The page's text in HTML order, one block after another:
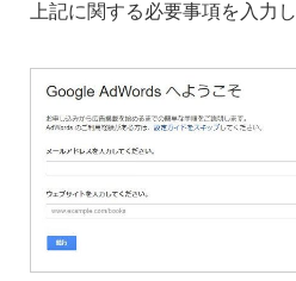
上記に関する必要事項を入力